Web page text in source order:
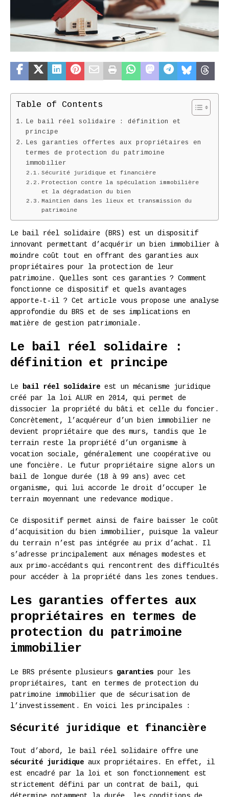
Table of Contents
Le bail réel solidaire : définition et
principe
Les garanties offertes aux propriétaires en
termes de protection du patrimoine
immobilier
Sécurité juridique et financière
Protection contre la spéculation immobilière
et la dégradation du bien
Maintien dans les lieux et transmission du
patrimoine
Le bail réel solidaire (BRS) est un dispositif
innovant permettant d’acquérir un bien immobilier à
moindre coût tout en offrant des garanties aux
propriétaires pour la protection de leur
patrimoine. Quelles sont ces garanties ? Comment
fonctionne ce dispositif et quels avantages
apporte-t-il ? Cet article vous propose une analyse
approfondie du BRS et de ses implications en
matière de gestion patrimoniale.
Le bail réel solidaire :
définition et principe
Le bail réel solidaire est un mécanisme juridique
créé par la loi ALUR en 2014, qui permet de
dissocier la propriété du bâti et celle du foncier.
Concrètement, l’acquéreur d’un bien immobilier ne
devient propriétaire que des murs, tandis que le
terrain reste la propriété d’un organisme à
vocation sociale, généralement une coopérative ou
une foncière. Le futur propriétaire signe alors un
bail de longue durée (18 à 99 ans) avec cet
organisme, qui lui accorde le droit d’occuper le
terrain moyennant une redevance modique.
Ce dispositif permet ainsi de faire baisser le coût
d’acquisition du bien immobilier, puisque la valeur
du terrain n’est pas intégrée au prix d’achat. Il
s’adresse principalement aux ménages modestes et
aux primo-accédants qui rencontrent des difficultés
pour accéder à la propriété dans les zones tendues.
Les garanties offertes aux
propriétaires en termes de
protection du patrimoine
immobilier
Le BRS présente plusieurs garanties pour les
propriétaires, tant en termes de protection du
patrimoine immobilier que de sécurisation de
l’investissement. En voici les principales :
Sécurité juridique et financière
Tout d’abord, le bail réel solidaire offre une
sécurité juridique aux propriétaires. En effet, il
est encadré par la loi et son fonctionnement est
strictement défini par un contrat de bail, qui